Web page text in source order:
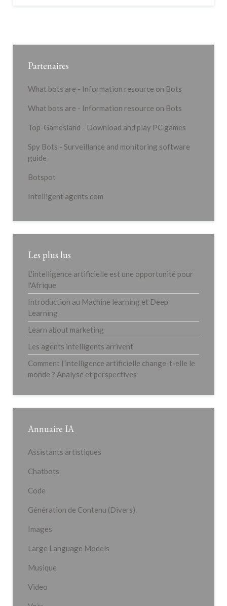
Partenaires
What bots are - Information resource on Bots
What bots are - Information resource on Bots
Top-Gamesland - Download and play PC games
Spy Bots - Surveillance and monitoring software
guide
Botspot
Intelligent agents.com
Les plus lus
L'intelligence artificielle est une opportunité pour
l'Afrique
Introduction au Machine learning et Deep
Learning
Learn about marketing
Les agents intelligents arrivent
Comment l'intelligence artificielle change-t-elle le
monde ? Analyse et perspectives
Annuaire IA
Assistants artistiques
Chatbots
Code
Génération de Contenu (Divers)
Images
Large Language Models
Musique
Video